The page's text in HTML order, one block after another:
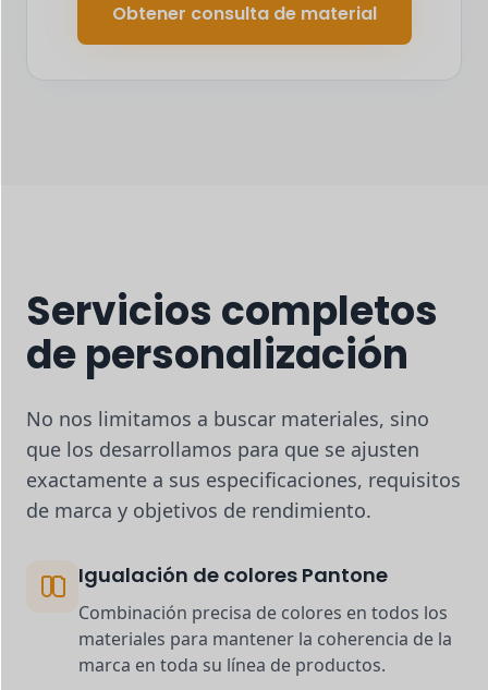
Obtener consulta de material
Servicios completos
de personalización
No nos limitamos a buscar materiales, sino
que los desarrollamos para que se ajusten
exactamente a sus especificaciones, requisitos
de marca y objetivos de rendimiento.
Igualación de colores Pantone
Combinación precisa de colores en todos los
materiales para mantener la coherencia de la
marca en toda su línea de productos.